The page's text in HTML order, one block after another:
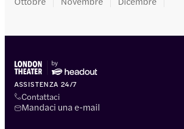
ASSISTENZA 24/7
Contattaci
Mandaci una e-mail